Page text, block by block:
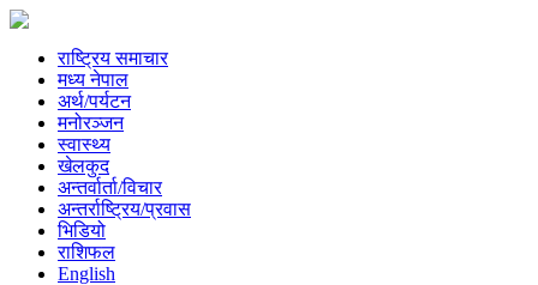
राष्ट्रिय समाचार
मध्य नेपाल
अर्थ/पर्यटन
मनोरञ्जन
स्वास्थ्य
खेलकुद
अन्तर्वार्ता/विचार
अन्तर्राष्ट्रिय/प्रवास
भिडियो
राशिफल
English